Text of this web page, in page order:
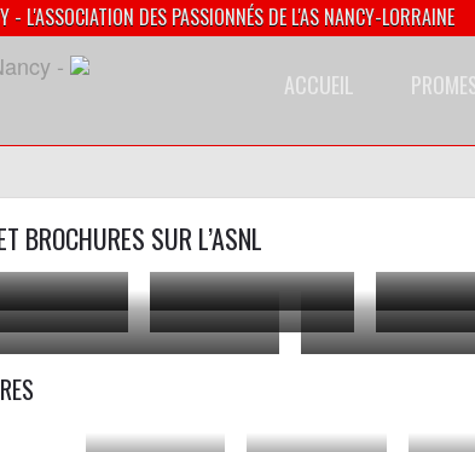
- L'ASSOCIATION DES PASSIONNÉS DE L'AS NANCY-LORRAINE
ACCUEIL
BROCHURES SUR L’ASNL
1973 1981
2007
2007
2016